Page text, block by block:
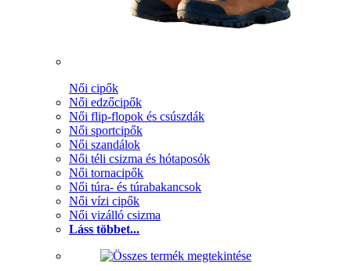
Női cipők
Női edzőcipők
Női flip-flopok és csúszdák
Női sportcipők
Női szandálok
Női téli csizma és hótaposók
Női tornacipők
Női túra- és túrabakancsok
Női vízi cipők
Női vizálló csizma
Láss többet...